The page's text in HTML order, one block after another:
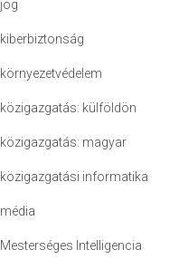
jog
kiberbiztonság
környezetvédelem
közigazgatás: külföldön
közigazgatás: magyar
közigazgatási informatika
média
Mesterséges Intelligencia